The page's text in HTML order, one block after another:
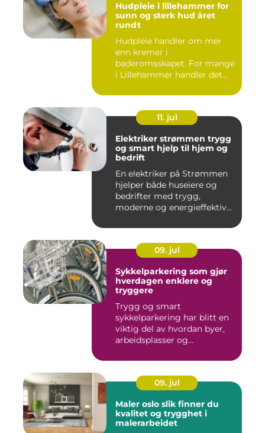
Hudpleie i lillehammer for
sunn og sterk hud året
rundt
Hudpleie handler om mer
enn kremer i
baderomsskapet. For mange
i Lillehammer handler det
11. jul
Elektriker strømmen trygg
og smart hjelp til hjem og
bedrift
En elektriker på Strømmen
hjelper både huseiere og
bedrifter med trygg,
moderne og energieffektiv
09. jul
Sykkelparkering som gjør
hverdagen enklere og
tryggere
Trygg og smart
sykkelparkering har blitt en
viktig del av hvordan byer,
arbeidsplasser og
09. jul
Maler oslo slik finner du
kvalitet og trygghet i
malerarbeidet